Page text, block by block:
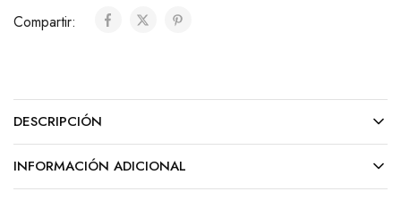
Compartir:
DESCRIPCIÓN
INFORMACIÓN ADICIONAL